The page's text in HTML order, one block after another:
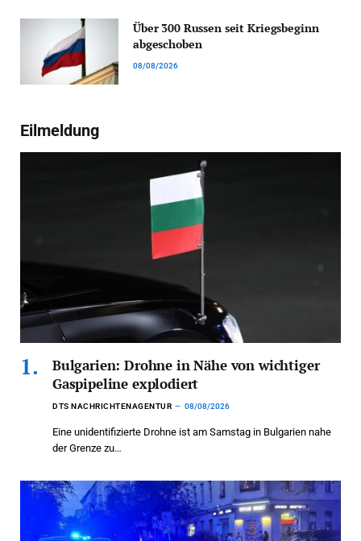
Über 300 Russen seit Kriegsbeginn
abgeschoben
08/08/2026
Eilmeldung
Bulgarien: Drohne in Nähe von wichtiger
Gaspipeline explodiert
DTS NACHRICHTENAGENTUR 08/08/2026
Eine unidentifizierte Drohne ist am Samstag in Bulgarien nahe
der Grenze zu…